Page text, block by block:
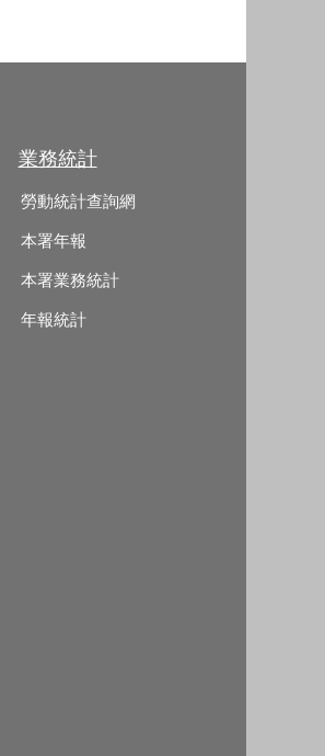
業務統計
勞動統計查詢網
本署年報
本署業務統計
年報統計